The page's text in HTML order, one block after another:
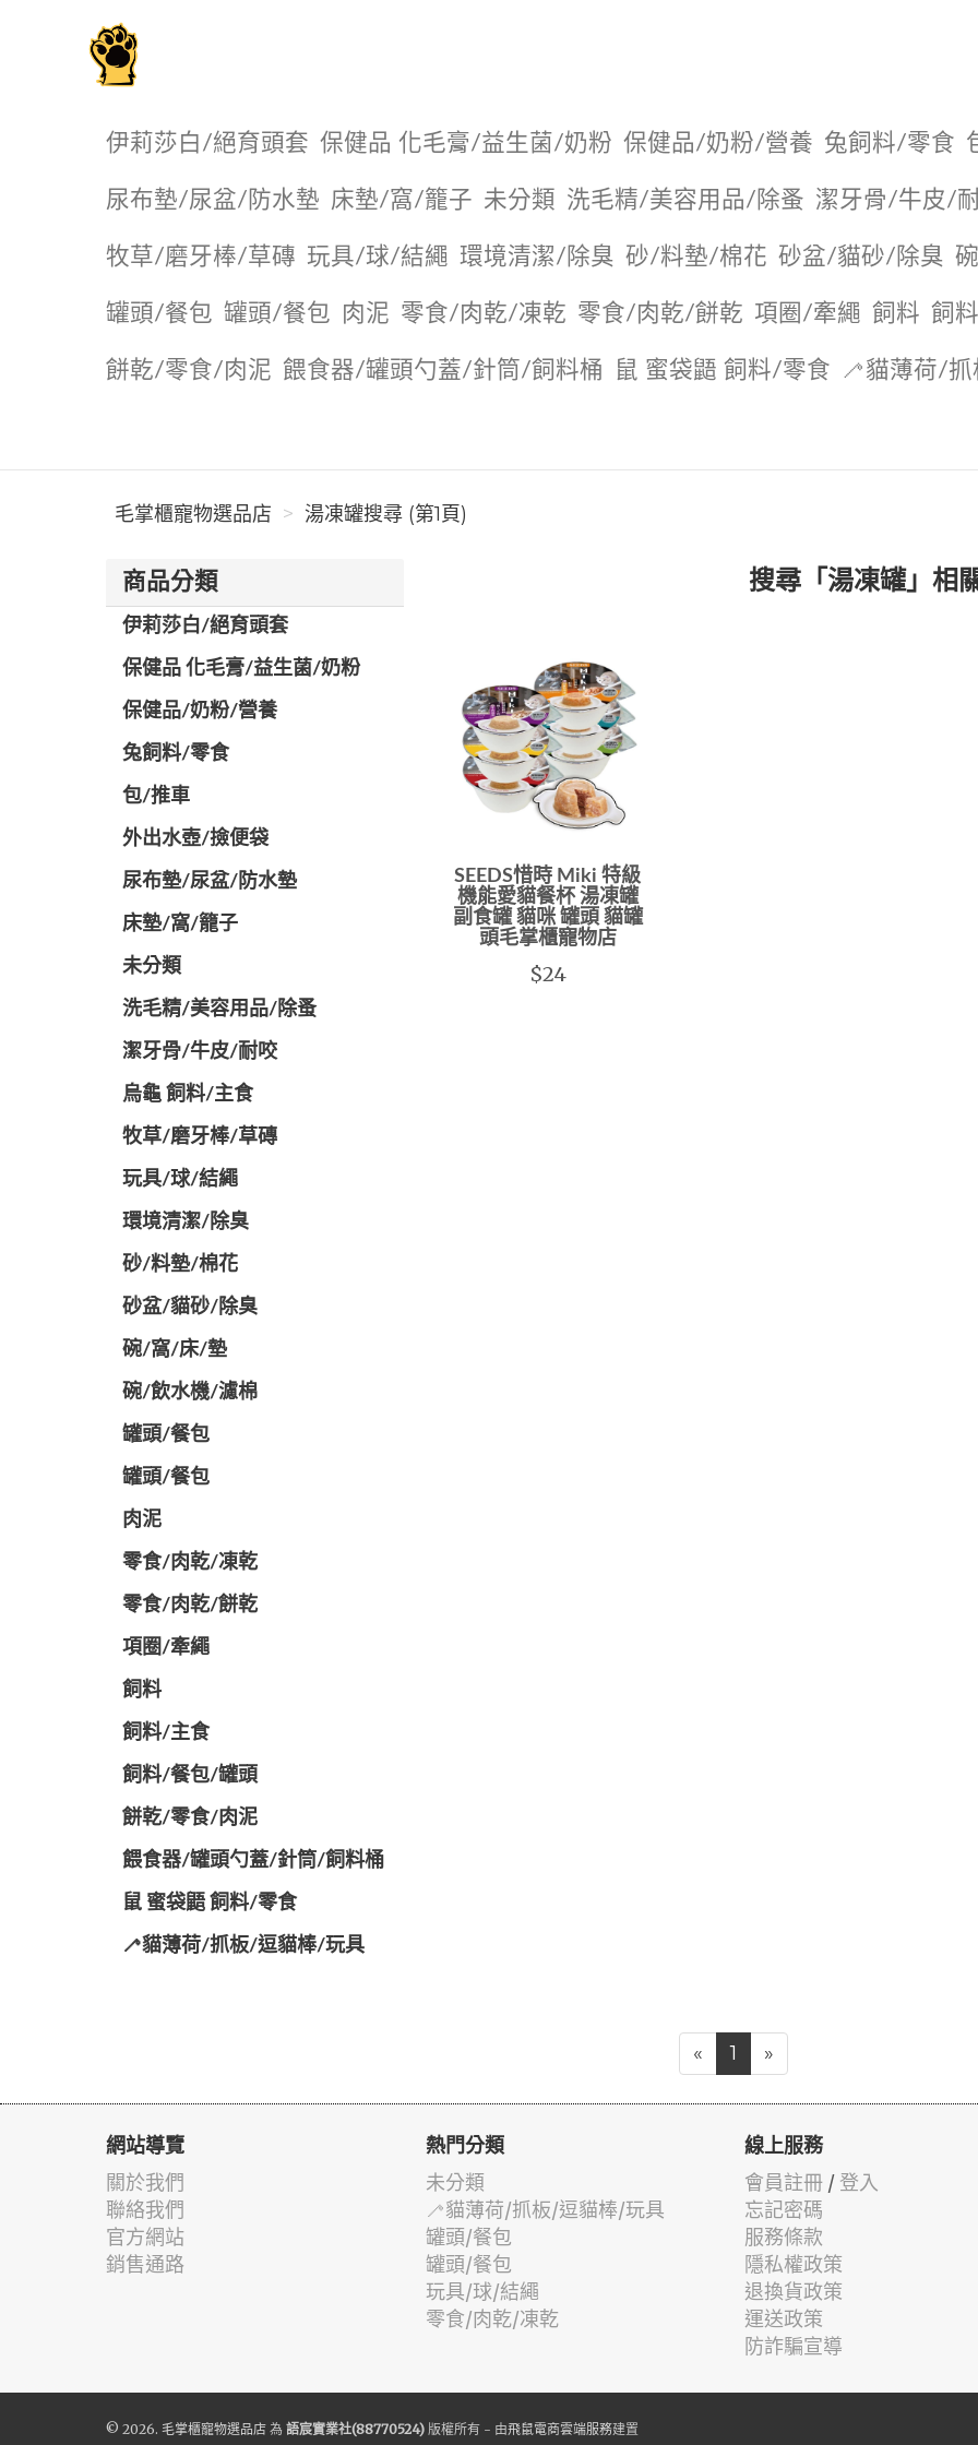
伊莉莎白/絕育頭套 保健品 化毛膏/益生菌/奶粉 保健品/奶粉/營養 兔飼料/零食
尿布墊/尿盆/防水墊 ️床墊/窩/籠子 未分類 洗毛精/美容用品/除蚤 潔牙骨/牛皮/
牧草/磨牙棒/草磚 玩具/球/結繩 環境清潔/除臭 砂/料墊/棉花 砂盆/貓砂/除臭
罐頭/餐包 罐頭/餐包 肉泥 零食/肉乾/凍乾 零食/肉乾/餅乾 項圈/牽繩 飼料 飼
餅乾/零食/肉泥 餵食器/罐頭勺蓋/針筒/飼料桶 鼠 蜜袋鼯 飼料/零食 🦯貓薄荷/
毛掌櫃寵物選品店 湯凍罐搜尋 (第1頁)
商品分類
伊莉莎白/絕育頭套
保健品 化毛膏/益生菌/奶粉
保健品/奶粉/營養
兔飼料/零食
包/推車
外出水壺/撿便袋
尿布墊/尿盆/防水墊
️床墊/窩/籠子
未分類
洗毛精/美容用品/除蚤
潔牙骨/牛皮/耐咬
烏龜 飼料/主食
牧草/磨牙棒/草磚
玩具/球/結繩
環境清潔/除臭
砂/料墊/棉花
砂盆/貓砂/除臭
碗/窩/床/墊
碗/飲水機/濾棉
罐頭/餐包
罐頭/餐包
肉泥
零食/肉乾/凍乾
零食/肉乾/餅乾
項圈/牽繩
飼料
飼料/主食
飼料/餐包/罐頭
餅乾/零食/肉泥
餵食器/罐頭勺蓋/針筒/飼料桶
鼠 蜜袋鼯 飼料/零食
🦯貓薄荷/抓板/逗貓棒/玩具
搜尋「湯凍罐」相
SEEDS惜時 Miki 特級
機能愛貓餐杯 湯凍罐
副食罐 貓咪 罐頭 貓罐
頭毛掌櫃寵物店
$24
« 1 »
網站導覽
關於我們
聯絡我們
官方網站
銷售通路
熱門分類
未分類
🦯貓薄荷/抓板/逗貓棒/玩具
罐頭/餐包
罐頭/餐包
玩具/球/結繩
零食/肉乾/凍乾
線上服務
會員註冊 / 登入
忘記密碼
服務條款
隱私權政策
退換貨政策
運送政策
防詐騙宣導
© 2026. 毛掌櫃寵物選品店 為 語宸實業社(88770524) 版權所有 - 由飛鼠電商雲端服務建置